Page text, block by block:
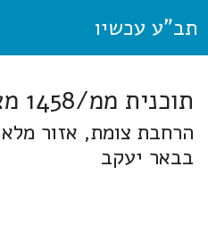
תב"ע עכשיו
תוכנית ממ/1458 מצפה אפק
הרחבת צומת, אזור
בבאר יעקב